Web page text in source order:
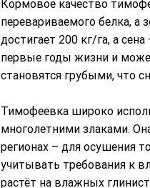
Кормовое качество
перевариваемого белка, а
достигает 200 кг/га, а
первые годы жизни и
становятся грубыми, что
Тимофеевка широко
многолетними злаками.
регионах – для осушения
учитывать требования к
растёт на влажных